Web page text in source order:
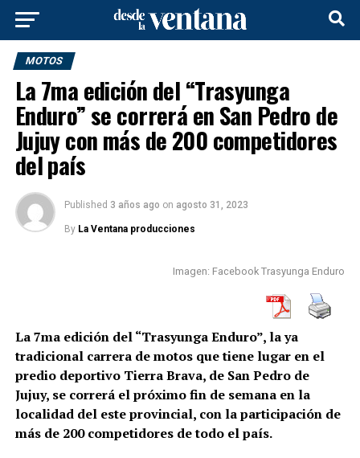
MOTOS
La 7ma edición del “Trasyunga
Enduro” se correrá en San Pedro de
Jujuy con más de 200 competidores
del país
Published 3 años ago on agosto 31, 2023
By La Ventana producciones
Imagen: Facebook Trasyunga Enduro
La 7ma edición del “Trasyunga Enduro”, la ya
tradicional carrera de motos que tiene lugar en el
predio deportivo Tierra Brava, de San Pedro de
Jujuy, se correrá el próximo fin de semana en la
localidad del este provincial, con la participación de
más de 200 competidores de todo el país.